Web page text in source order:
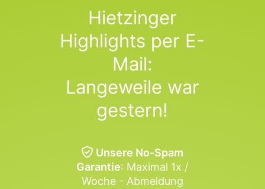
Hietzinger
Highlights per E-
Mail:
Langeweile war
gestern!
Unsere No-Spam
Garantie: Maximal 1x /
Woche - Abmeldung